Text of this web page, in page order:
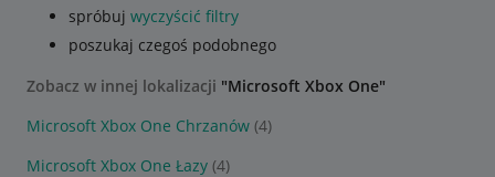
spróbuj wyczyścić filtry
poszukaj czegoś podobnego
Zobacz w innej lokalizacji "Microsoft Xbox One"
Microsoft Xbox One Chrzanów (4)
Microsoft Xbox One Łazy (4)